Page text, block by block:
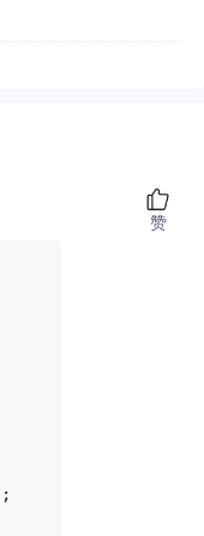
;
赞